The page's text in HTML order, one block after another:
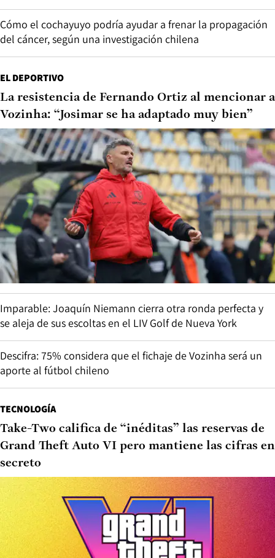
Cómo el cochayuyo podría ayudar a frenar la propagación
del cáncer, según una investigación chilena
EL DEPORTIVO
La resistencia de Fernando Ortiz al mencionar a
Vozinha: “Josimar se ha adaptado muy bien”
Imparable: Joaquín Niemann cierra otra ronda perfecta y
se aleja de sus escoltas en el LIV Golf de Nueva York
Descifra: 75% considera que el fichaje de Vozinha será un
aporte al fútbol chileno
TECNOLOGÍA
Take-Two califica de “inéditas” las reservas de
Grand Theft Auto VI pero mantiene las cifras en
secreto